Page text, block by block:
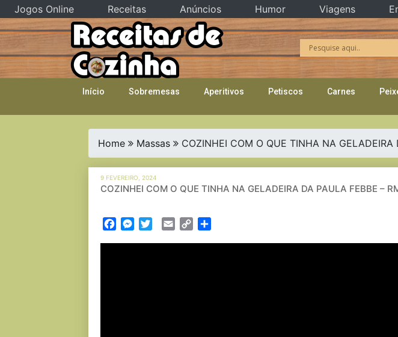
Skip
to
content
Início Sobremesas Aperitivos Petiscos Carnes
Home Massas COZINHEI COM O QUE TINHA NA
9 FEVEREIRO, 2024
COZINHEI COM O QUE TINHA NA GELADEIRA DA PAULA FEBBE –
FacebookMessenger
TwitterEmail Copy
Jogos Online Receitas Anúncios Humor Viagens